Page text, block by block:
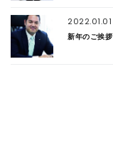
2022.01.01
新年のご挨拶